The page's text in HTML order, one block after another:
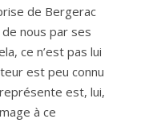
de Bergerac
nous par ses
ce n’est pas lui
est peu connu
est, lui,
à ce